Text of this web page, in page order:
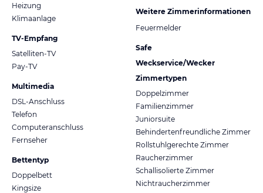
Heizung
Klimaanlage
TV-Empfang
Satelliten-TV
Pay-TV
Multimedia
DSL-Anschluss
Telefon
Computeranschluss
Fernseher
Bettentyp
Doppelbett
Kingsize
Weitere Zimmerinformationen
Feuermelder
Safe
Weckservice/Wecker
Zimmertypen
Doppelzimmer
Familienzimmer
Juniorsuite
Behindertenfreundliche Zimmer
Rollstuhlgerechte Zimmer
Raucherzimmer
Schallisolierte Zimmer
Nichtraucherzimmer